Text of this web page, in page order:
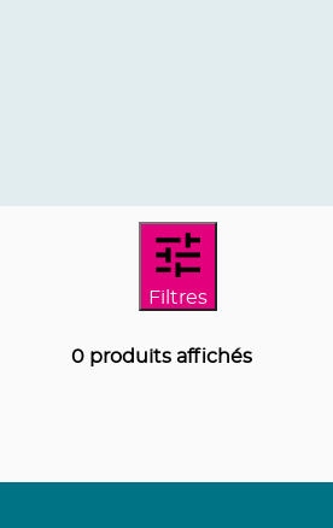
Filtres
0 produits affichés